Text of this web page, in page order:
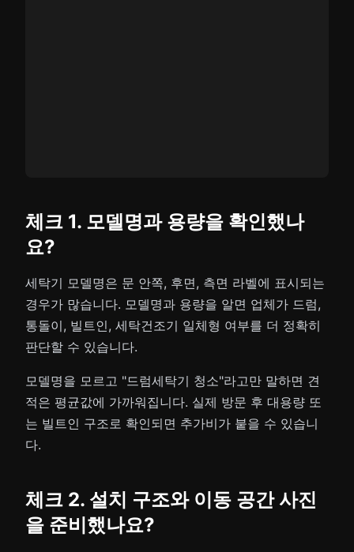
체크 1. 모델명과 용량을 확인했나
요?
세탁기 모델명은 문 안쪽, 후면, 측면 라벨에 표시되는
경우가 많습니다. 모델명과 용량을 알면 업체가 드럼,
통돌이, 빌트인, 세탁건조기 일체형 여부를 더 정확히
판단할 수 있습니다.
모델명을 모르고 "드럼세탁기 청소"라고만 말하면 견
적은 평균값에 가까워집니다. 실제 방문 후 대용량 또
는 빌트인 구조로 확인되면 추가비가 붙을 수 있습니
다.
체크 2. 설치 구조와 이동 공간 사진
을 준비했나요?